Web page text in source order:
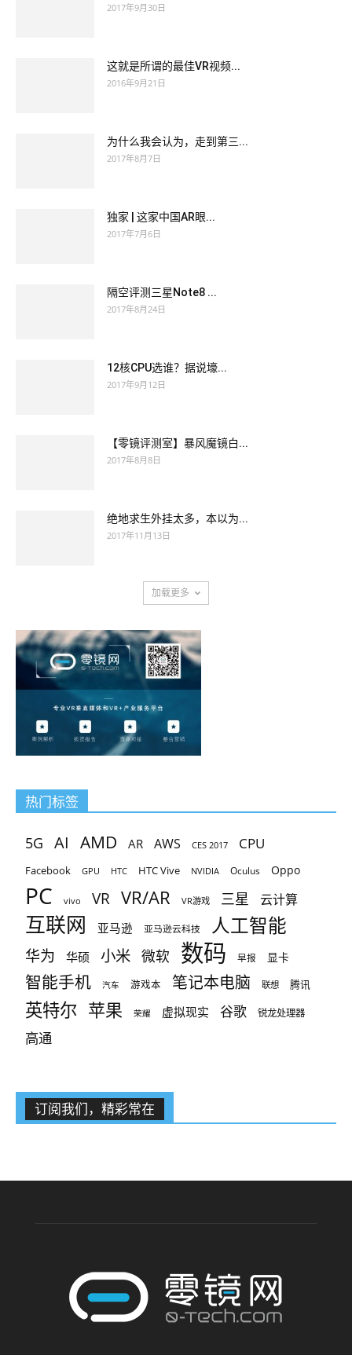
2017年9月30日
这就是所谓的最佳VR视频...
2016年9月21日
为什么我会认为，走到第三...
2017年8月7日
独家 | 这家中国AR眼...
2017年7月6日
隔空评测三星Note8 ...
2017年8月24日
12核CPU选谁？据说壕...
2017年9月12日
【零镜评测室】暴风魔镜白...
2017年8月8日
绝地求生外挂太多，本以为...
2017年11月13日
加载更多
热门标签
5G AI AMD AR AWS CES 2017 CPU
Facebook GPU HTC HTC Vive NVIDIA Oculus Oppo
PC vivo VR VR/AR VR游戏 三星 云计算
互联网 亚马逊 亚马逊云科技 人工智能
华为 华硕 小米 微软 数码 早报 显卡
智能手机 汽车 游戏本 笔记本电脑 联想 腾讯
英特尔 苹果 荣耀 虚拟现实 谷歌 锐龙处理器
高通
订阅我们，精彩常在